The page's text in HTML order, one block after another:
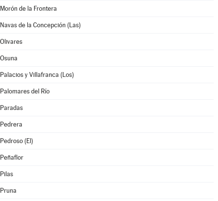
Morón de la Frontera
Navas de la Concepción (Las)
Olivares
Osuna
Palacios y Villafranca (Los)
Palomares del Río
Paradas
Pedrera
Pedroso (El)
Peñaflor
Pilas
Pruna